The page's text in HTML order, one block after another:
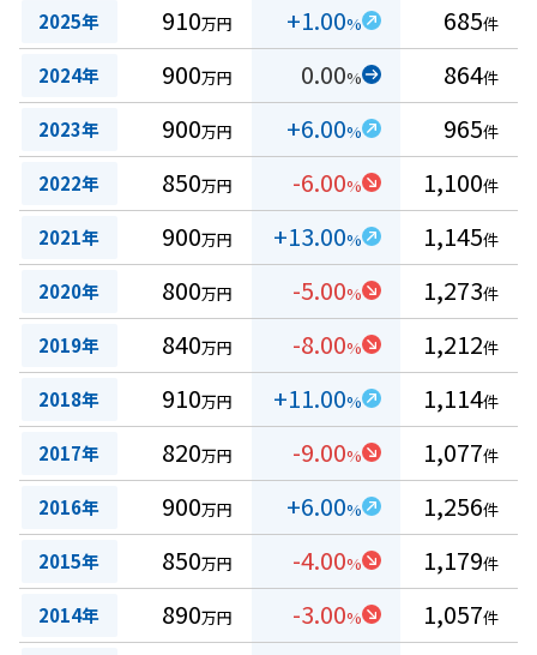
2025年
910万円 +1.00% 685件
2024年 900万円 0.00% 864件
2023年 900万円 +6.00% 965件
2022年 850万円 -6.00% 1,100件
2021年 900万円 +13.00% 1,145件
2020年 800万円 -5.00% 1,273件
2019年 840万円 -8.00% 1,212件
2018年 910万円 +11.00% 1,114件
2017年 820万円 -9.00% 1,077件
2016年 900万円 +6.00% 1,256件
2015年 850万円 -4.00% 1,179件
2014年 890万円 -3.00% 1,057件